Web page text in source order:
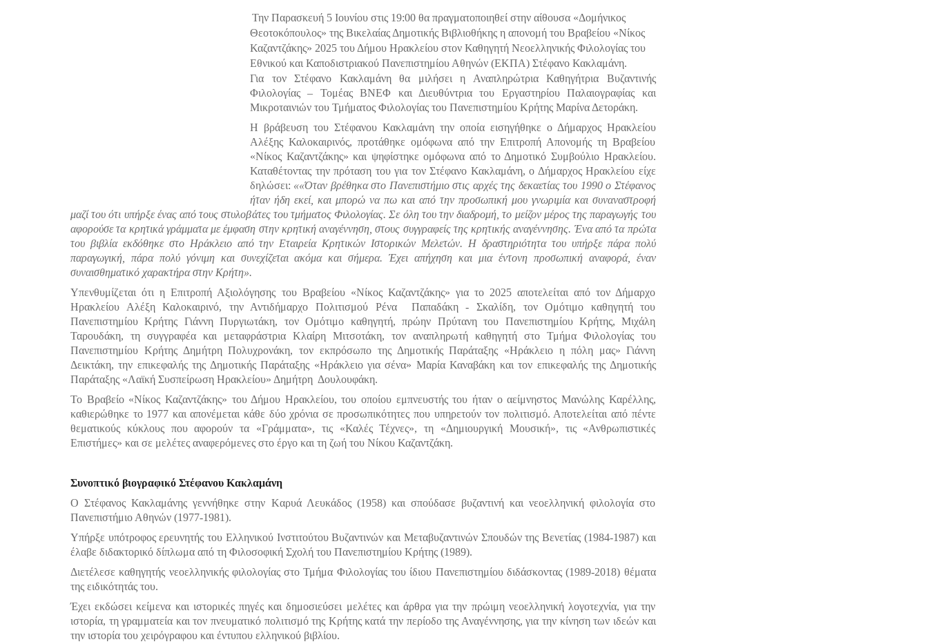
Την Παρασκευή 5 Ιουνίου στις 19:00 θα πραγματοποιηθεί στην αίθουσα «Δομήνικος
Θεοτοκόπουλος» της Βικελαίας Δημοτικής Βιβλιοθήκης η απονομή του Βραβείου «Νίκος
Καζαντζάκης» 2025 του Δήμου Ηρακλείου στον Καθηγητή Νεοελληνικής Φιλολογίας του
Εθνικού και Καποδιστριακού Πανεπιστημίου Αθηνών (ΕΚΠΑ) Στέφανο Κακλαμάνη.
Για τον Στέφανο Κακλαμάνη θα μιλήσει η Αναπληρώτρια Καθηγήτρια Βυζαντινής
Φιλολογίας – Τομέας ΒΝΕΦ και Διευθύντρια του Εργαστηρίου Παλαιογραφίας και
Μικροταινιών του Τμήματος Φιλολογίας του Πανεπιστημίου Κρήτης Μαρίνα Δετοράκη.
Η βράβευση του Στέφανου Κακλαμάνη την οποία εισηγήθηκε ο Δήμαρχος Ηρακλείου
Αλέξης Καλοκαιρινός, προτάθηκε ομόφωνα από την Επιτροπή Απονομής τη Βραβείου
«Νίκος Καζαντζάκης» και ψηφίστηκε ομόφωνα από το Δημοτικό Συμβούλιο Ηρακλείου.
Καταθέτοντας την πρόταση του για τον Στέφανο Κακλαμάνη, ο Δήμαρχος Ηρακλείου είχε
δηλώσει: ««Όταν βρέθηκα στο Πανεπιστήμιο στις αρχές της δεκαετίας του 1990 ο Στέφανος
ήταν ήδη εκεί, και μπορώ να πω και από την προσωπική μου γνωριμία και συναναστροφή
μαζί του ότι υπήρξε ένας από τους στυλοβάτες του τμήματος Φιλολογίας. Σε όλη του την διαδρομή, το μείζον μέρος της παραγωγής του
αφορούσε τα κρητικά γράμματα με έμφαση στην κρητική αναγέννηση, στους συγγραφείς της κρητικής αναγέννησης. Ένα από τα πρώτα
του βιβλία εκδόθηκε στο Ηράκλειο από την Εταιρεία Κρητικών Ιστορικών Μελετών. Η δραστηριότητα του υπήρξε πάρα πολύ
παραγωγική, πάρα πολύ γόνιμη και συνεχίζεται ακόμα και σήμερα. Έχει απήχηση και μια έντονη προσωπική αναφορά, έναν
συναισθηματικό χαρακτήρα στην Κρήτη».
Υπενθυμίζεται ότι η Επιτροπή Αξιολόγησης του Βραβείου «Νίκος Καζαντζάκης» για το 2025 αποτελείται από τον Δήμαρχο
Ηρακλείου Αλέξη Καλοκαιρινό, την Αντιδήμαρχο Πολιτισμού Ρένα Παπαδάκη - Σκαλίδη, τον Ομότιμο καθηγητή του
Πανεπιστημίου Κρήτης Γιάννη Πυργιωτάκη, τον Ομότιμο καθηγητή, πρώην Πρύτανη του Πανεπιστημίου Κρήτης, Μιχάλη
Ταρουδάκη, τη συγγραφέα και μεταφράστρια Κλαίρη Μιτσοτάκη, τον αναπληρωτή καθηγητή στο Τμήμα Φιλολογίας του
Πανεπιστημίου Κρήτης Δημήτρη Πολυχρονάκη, τον εκπρόσωπο της Δημοτικής Παράταξης «Ηράκλειο η πόλη μας» Γιάννη
Δεικτάκη, την επικεφαλής της Δημοτικής Παράταξης «Ηράκλειο για σένα» Μαρία Καναβάκη και τον επικεφαλής της Δημοτικής
Παράταξης «Λαϊκή Συσπείρωση Ηρακλείου» Δημήτρη Δουλουφάκη.
Το Βραβείο «Νίκος Καζαντζάκης» του Δήμου Ηρακλείου, του οποίου εμπνευστής του ήταν ο αείμνηστος Μανώλης Καρέλλης,
καθιερώθηκε το 1977 και απονέμεται κάθε δύο χρόνια σε προσωπικότητες που υπηρετούν τον πολιτισμό. Αποτελείται από πέντε
θεματικούς κύκλους που αφορούν τα «Γράμματα», τις «Καλές Τέχνες», τη «Δημιουργική Μουσική», τις «Ανθρωπιστικές
Επιστήμες» και σε μελέτες αναφερόμενες στο έργο και τη ζωή του Νίκου Καζαντζάκη.
Συνοπτικό βιογραφικό Στέφανου Κακλαμάνη
Ο Στέφανος Κακλαμάνης γεννήθηκε στην Kαρυά Λευκάδος (1958) και σπούδασε βυζαντινή και νεοελληνική φιλολογία στο
Πανεπιστήμιο Αθηνών (1977-1981).
Υπήρξε υπότροφος ερευνητής του Ελληνικού Ινστιτούτου Βυζαντινών και Μεταβυζαντινών Σπουδών της Βενετίας (1984-1987) και
έλαβε διδακτορικό δίπλωμα από τη Φιλοσοφική Σχολή του Πανεπιστημίου Κρήτης (1989).
Διετέλεσε καθηγητής νεοελληνικής φιλολογίας στο Τμήμα Φιλολογίας του ίδιου Πανεπιστημίου διδάσκοντας (1989-2018) θέματα
της ειδικότητάς του.
Έχει εκδώσει κείμενα και ιστορικές πηγές και δημοσιεύσει μελέτες και άρθρα για την πρώιμη νεοελληνική λογοτεχνία, για την
ιστορία, τη γραμματεία και τον πνευματικό πολιτισμό της Κρήτης κατά την περίοδο της Αναγέννησης, για την κίνηση των ιδεών και
την ιστορία του χειρόγραφου και έντυπου ελληνικού βιβλίου.